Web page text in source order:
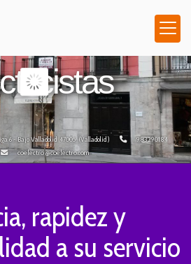
6 - BajoValladolid 47005 (Valladolid )
983290184
coelectro
coelectro.com
rapidez y
a su servicio